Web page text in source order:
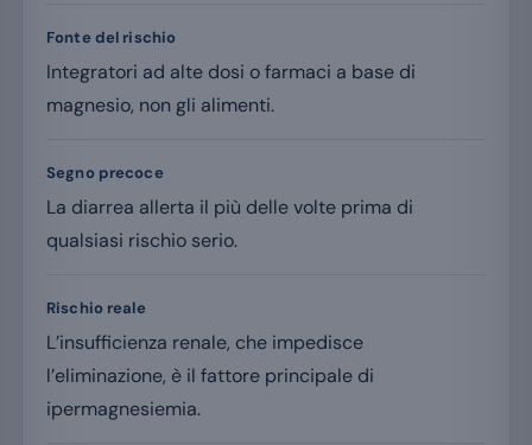
Fonte del rischio
Integratori ad alte dosi o farmaci a base di
magnesio, non gli alimenti.
Segno precoce
La diarrea allerta il più delle volte prima di
qualsiasi rischio serio.
Rischio reale
L’insufficienza renale, che impedisce
l’eliminazione, è il fattore principale di
ipermagnesiemia.